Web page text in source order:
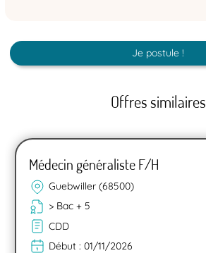
Je postule !
Offres similaires
Médecin généraliste F/H
Guebwiller (68500)
> Bac + 5
CDD
Début : 01/11/2026